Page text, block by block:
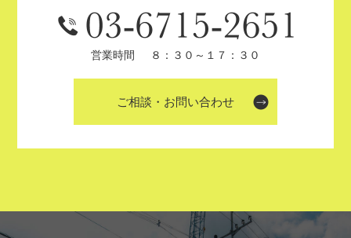
営業時間 ８：３０～１７：３０
ご相談・お問い合わせ